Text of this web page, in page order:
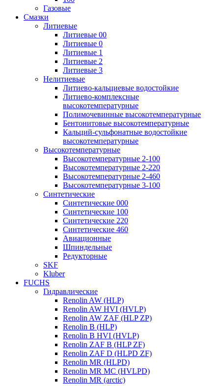
Газовые
Смазки
Литиевые
Литиевые 00
Литиевые 0
Литиевые 1
Литиевые 2
Литиевые 3
Нелитиевые
Литиево-кальциевые водостойкие
Литиево-комплексные
высокотемпературные
Полимочевинные высокотемпературные
Бентонитовые высокотемпературные
Кальций-сульфонатные водостойкие
высокотемпературные
Высокотемпературные
Высокотемпературные 2-100
Высокотемпературные 2-220
Высокотемпературные 2-460
Высокотемпературные 3-100
Синтетические
Синтетические 000
Синтетические 100
Синтетические 220
Синтетические 460
Авиационные
Шпиндельные
Редукторные
SKF
Kluber
FUCHS
Гидравлические
Renolin AW (HLP)
Renolin AW HVI (HVLP)
Renolin AW ZAF (HLP ZP)
Renolin B (HLP)
Renolin B HVI (HVLP)
Renolin ZAF B (HLP ZF)
Renolin ZAF D (HLPD ZF)
Renolin MR (HLPD)
Renolin MR MC (HVLPD)
Renolin MR (arctic)